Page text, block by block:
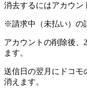
消去するにはアカウン
※請求中（未払い）の
アカウントの削除後、
ます。
送信日の翌月にドコモ
消えます。